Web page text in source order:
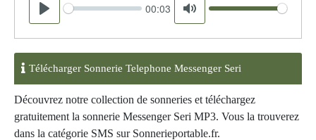
Play
Seek 00:03
Mute
Volume
Télécharger Sonnerie Telephone Messenger Seri
Découvrez notre collection de sonneries et téléchargez
gratuitement la sonnerie Messenger Seri MP3. Vous la trouverez
dans la catégorie SMS sur Sonnerieportable.fr.